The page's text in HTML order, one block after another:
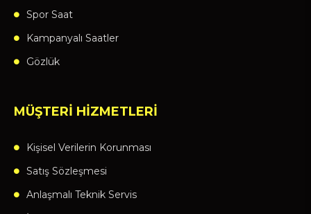
Spor Saat
Kampanyalı Saatler
Gözlük
MÜŞTERİ HİZMETLERİ
Kişisel Verilerin Korunması
Satış Sözleşmesi
Anlaşmalı Teknik Servis